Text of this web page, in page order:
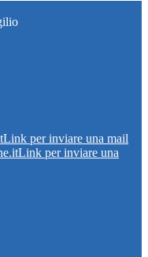
Link per inviare una mail
Link per inviare una